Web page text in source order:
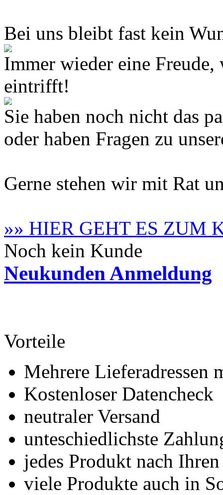
Bei uns bleibt fast kein
Immer wieder eine
eintrifft!
Sie haben noch nicht das
oder haben Fragen zu
Gerne stehen wir mit Rat
»» HIER GEHT ES ZUM
Noch kein Kunde
Neukunden Anmeldung
Vorteile
Mehrere Lieferadressen
Kostenloser Datencheck
neutraler Versand
unteschiedlichste
jedes Produkt nach
viele Produkte auch in